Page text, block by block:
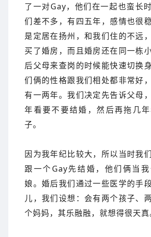
了一对Gay，他们在一起也蛮长
们差不多，有四五年，感情也很
是定居在扬州，和我们住的不远
买了婚房，而且婚房还在同一栋
后父母来查岗的时候能快速切换
们俩的性格跟我们相处都非常好
有一两年。我们决定先告诉父母
年看要不要结婚，然后再拖几
子。
因为我年纪比较大，所以当时我
跟一个Gay先结婚，他们俩当
娘。婚后我们通过一些医学的手
儿，我们设想：会有两个孩子、
个妈妈，其乐融融，就想得很天真